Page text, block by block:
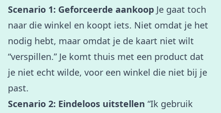
Scenario 1: Geforceerde aankoop Je gaat toch
naar die winkel en koopt iets. Niet omdat je het
nodig hebt, maar omdat je de kaart niet wilt
“verspillen.” Je komt thuis met een product dat
je niet echt wilde, voor een winkel die niet bij je
past.
Scenario 2: Eindeloos uitstellen “Ik gebruik